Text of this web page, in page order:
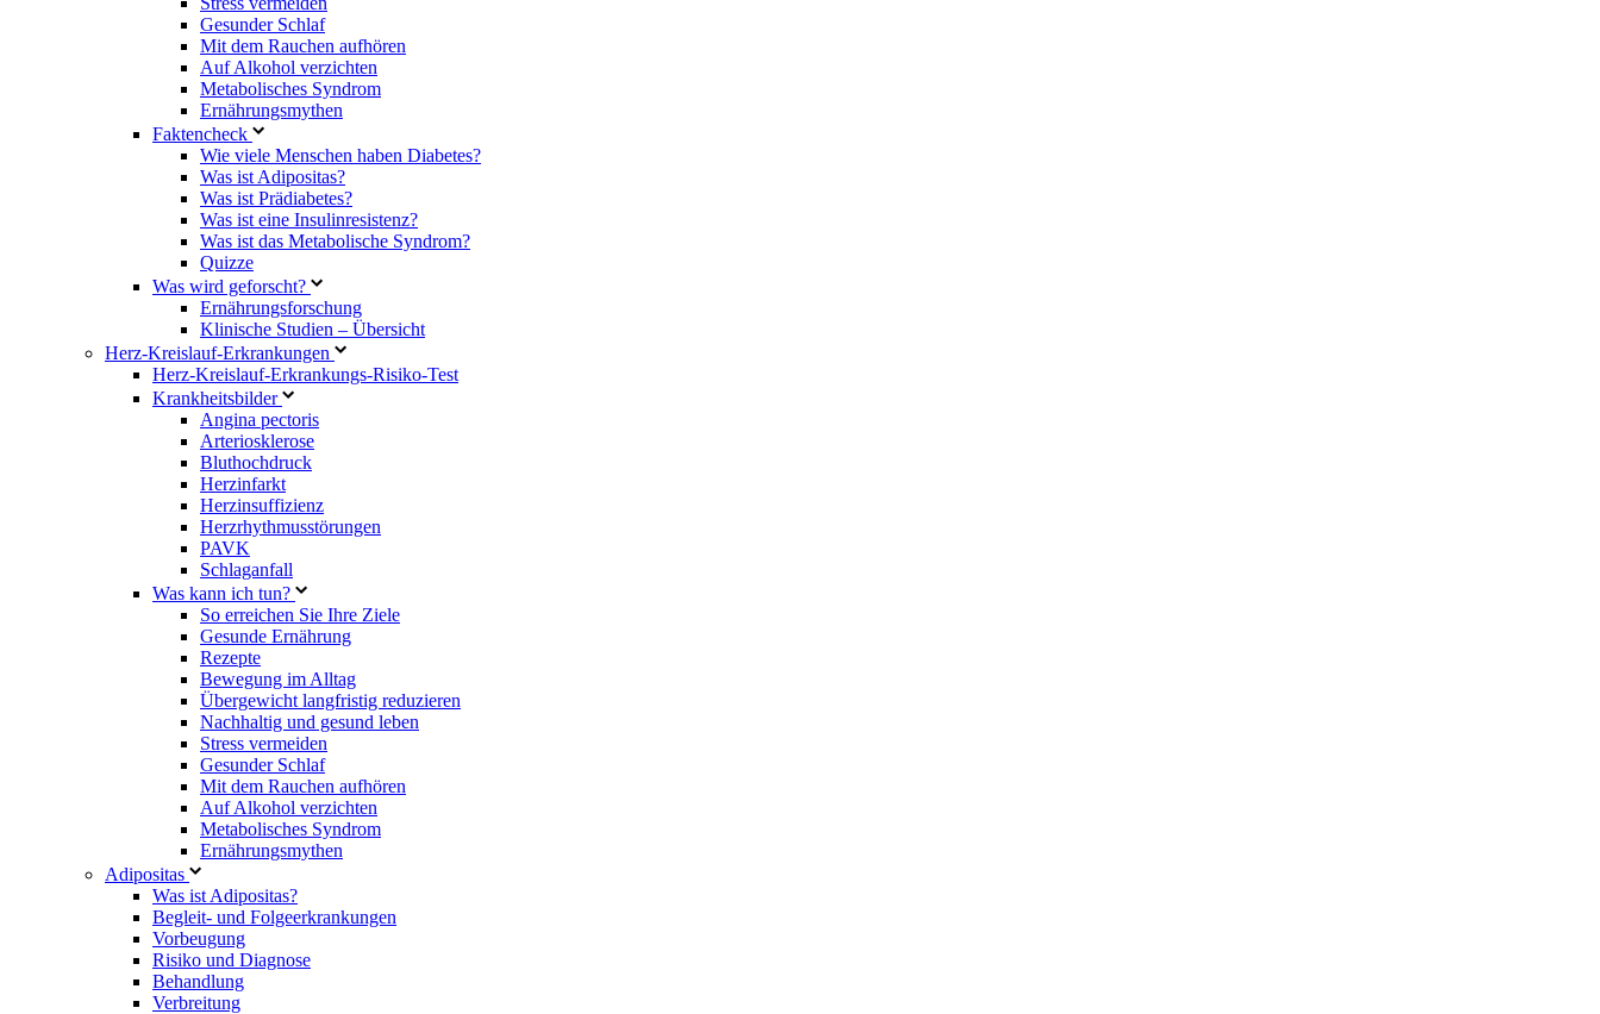
Gesunder Schlaf
Mit dem Rauchen aufhören
Auf Alkohol verzichten
Metabolisches Syndrom
Ernährungsmythen
Faktencheck
Wie viele Menschen haben Diabetes?
Was ist Adipositas?
Was ist Prädiabetes?
Was ist eine Insulinresistenz?
Was ist das Metabolische Syndrom?
Quizze
Was wird geforscht?
Ernährungsforschung
Klinische Studien – Übersicht
Herz-Kreislauf-Erkrankungen
Herz-Kreislauf-Erkrankungs-Risiko-Test
Krankheitsbilder
Angina pectoris
Arteriosklerose
Bluthochdruck
Herzinfarkt
Herzinsuffizienz
Herzrhythmusstörungen
PAVK
Schlaganfall
Was kann ich tun?
So erreichen Sie Ihre Ziele
Gesunde Ernährung
Rezepte
Bewegung im Alltag
Übergewicht langfristig reduzieren
Nachhaltig und gesund leben
Stress vermeiden
Gesunder Schlaf
Mit dem Rauchen aufhören
Auf Alkohol verzichten
Metabolisches Syndrom
Ernährungsmythen
Adipositas
Was ist Adipositas?
Begleit- und Folgeerkrankungen
Vorbeugung
Risiko und Diagnose
Behandlung
Verbreitung